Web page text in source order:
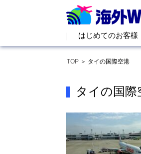
はじめてのお客様
TOP タイの国際空港
タイの国際